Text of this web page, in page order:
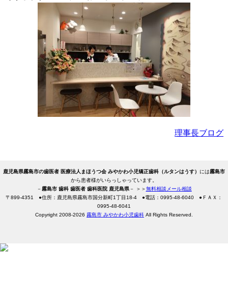
理事長ブログ
鹿児島県霧島市の歯医者 医療法人まほうつ会 みやかわ小児矯正歯科（ルタンはうす） には霧島市
から患者様がいらっしゃっています。
－霧島市 歯科 歯医者 歯科医院 鹿児島県－ ＞＞無料相談メール相談
〒 899-4351 ●住所：鹿児島県霧島市国分新町1丁目18-4 ●電話： 0995-48-6040 ●ＦＡＸ：
0995-48-6041
Copyright 2008-2026 霧島市 みやかわ小児歯科 All Rights Reserved.